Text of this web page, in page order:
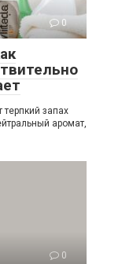
0
запах
аромат,
0